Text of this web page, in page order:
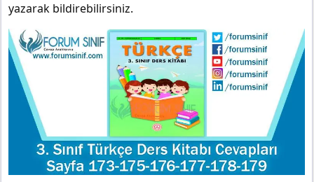
yazarak bildirebilirsiniz.